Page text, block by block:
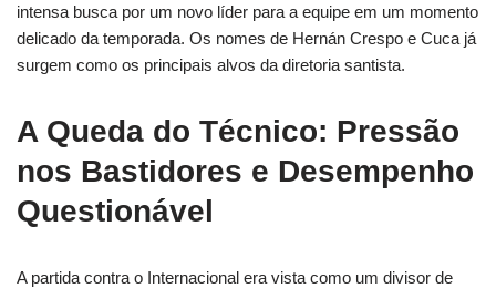
intensa busca por um novo líder para a equipe em um momento
delicado da temporada. Os nomes de Hernán Crespo e Cuca já
surgem como os principais alvos da diretoria santista.
A Queda do Técnico: Pressão
nos Bastidores e Desempenho
Questionável
A partida contra o Internacional era vista como um divisor de